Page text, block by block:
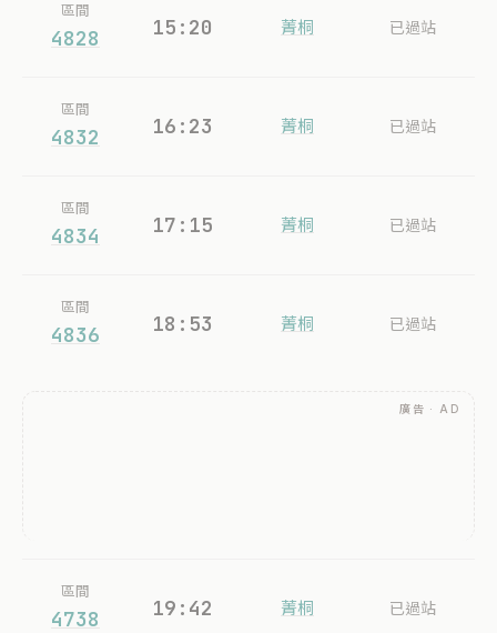
區間
4828 15:20 菁桐 已過站
區間
4832 16:23 菁桐 已過站
區間
4834 17:15 菁桐 已過站
區間
4836 18:53 菁桐 已過站
廣告 · AD
區間
4738 19:42 菁桐 已過站